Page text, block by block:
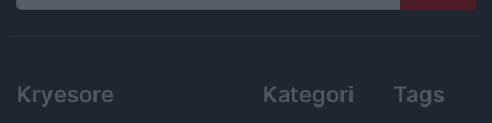
Search
Kryesore Kategori Tags